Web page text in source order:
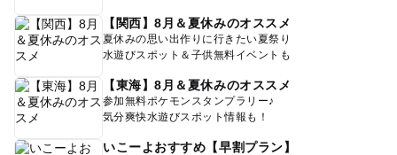
【関西】8月＆夏休みのオススメ
夏休みの思い出作りに行きたい夏祭り
水遊びスポット＆子供無料イベントも
【東海】8月＆夏休みのオススメ
参加無料ポケモンスタンプラリー♪
気分爽快水遊びスポット情報も！
いこーよおすすめ【早割プラン】